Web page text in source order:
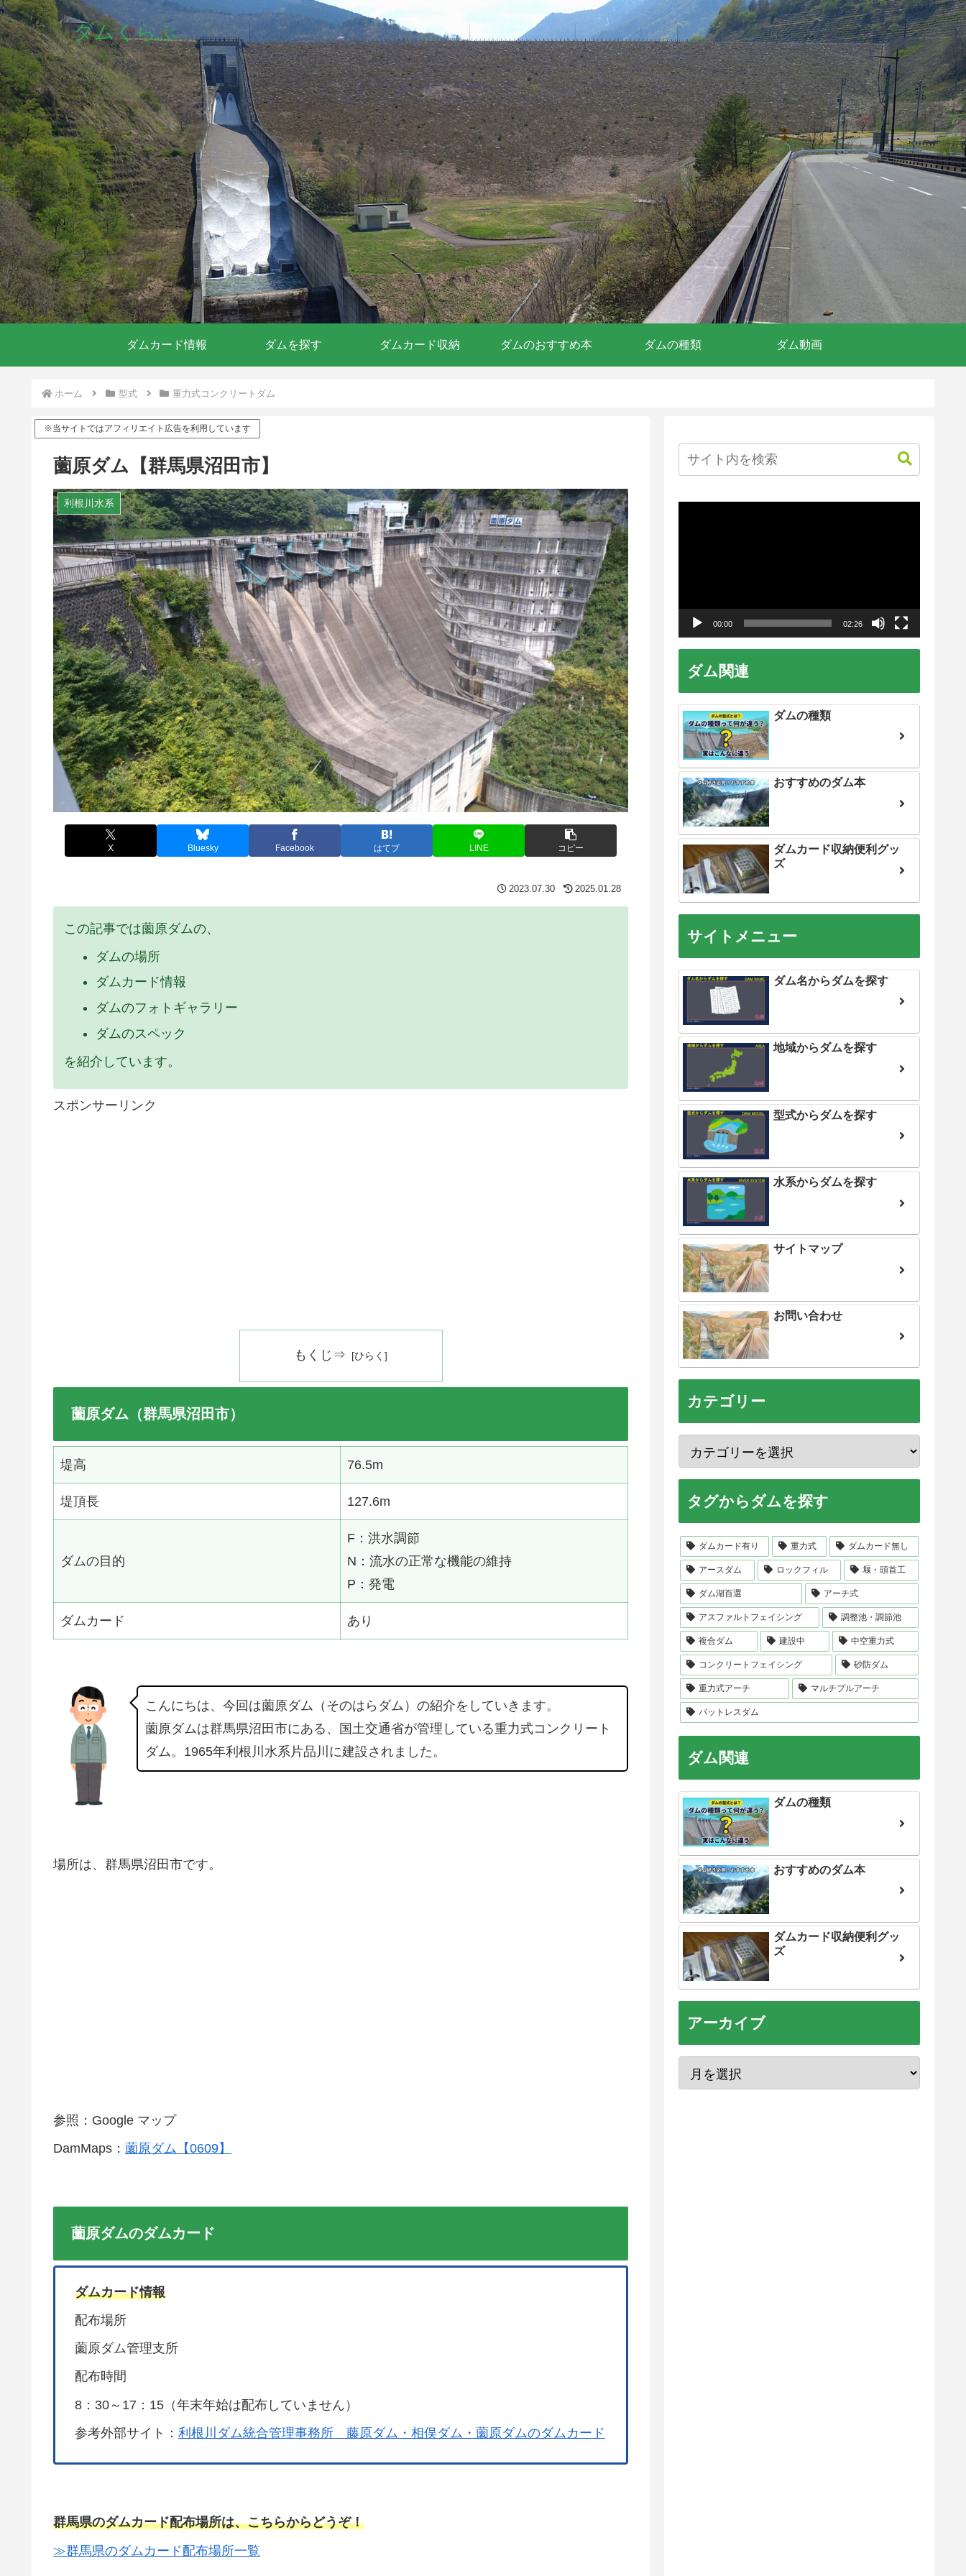
ダムくらぶ
ダムカード情報 ダムを探す ダムカード収納 ダムのおすすめ本 ダムの種類 ダム動画
ホーム 型式 重力式コンクリートダム
※当サイトではアフィリエイト広告を利用しています
薗原ダム【群馬県沼田市】
利根川水系
X Bluesky Facebook はてブ LINE コピー
2023.07.30 2025.01.28
この記事では薗原ダムの、
ダムの場所
ダムカード情報
ダムのフォトギャラリー
ダムのスペック
を紹介しています。
スポンサーリンク
もくじ⇒
薗原ダム（群馬県沼田市）
堤高 76.5m
堤頂長 127.6m
ダムの目的
F：洪水調節
N：流水の正常な機能の維持
P：発電
ダムカード あり
こんにちは、今回は薗原ダム（そのはらダム）の紹介をしていきます。
薗原ダムは群馬県沼田市にある、国土交通省が管理している重力式コンクリート
ダム。1965年利根川水系片品川に建設されました。
場所は、群馬県沼田市です。
参照：Google マップ
DamMaps： 薗原ダム【0609】
薗原ダムのダムカード
ダムカード情報
配布場所
薗原ダム管理支所
配布時間
8：30～17：15（年末年始は配布していません）
参考外部サイト： 利根川ダム統合管理事務所 藤原ダム・相俣ダム・薗原ダムのダムカード
群馬県のダムカード配布場所は、こちらからどうぞ！
≫群馬県のダムカード配布場所一覧
ー
00:00 02:26
ダム関連
ダムの種類
おすすめのダム本
ダムカード収納便利グッ
ズ
サイトメニュー
ダム名からダムを探す
地域からダムを探す
型式からダムを探す
水系からダムを探す
サイトマップ
お問い合わせ
カテゴリー
タグからダムを探す
ダムカード有り 重力式 ダムカード無し
アースダム ロックフィル 堰・頭首工
ダム湖百選 アーチ式
アスファルトフェイシング 調整池・調節池
複合ダム 建設中 中空重力式
コンクリートフェイシング 砂防ダム
重力式アーチ マルチプルアーチ
バットレスダム
ダム関連
ダムの種類
おすすめのダム本
ダムカード収納便利グッ
ズ
アーカイブ